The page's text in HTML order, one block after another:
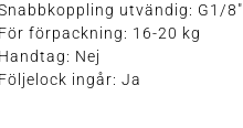
utvändig: G1/8"
För förpackning: 16-20 kg
Handtag: Nej
Följelock ingår: Ja